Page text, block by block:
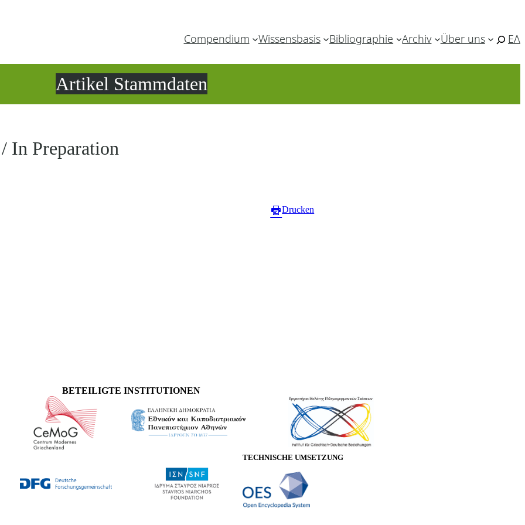
Compendium Wissensbasis Bibliographie Archiv Über uns ΕΛ
Artikel Stammdaten
In Preparation
Drucken
BETEILIGTE INSTITUTIONEN
TECHNISCHE UMSETZUNG